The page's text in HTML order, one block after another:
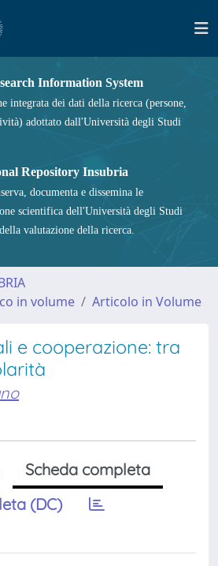
Information System
integrata dei dati della ricerca (persone,
adottato dall'Università degli Studi
Repository Insubria
documenta e dissemina le
scientifica dell'Università degli Studi
valutazione della ricerca.
in volume
Articolo in Volume
e cooperazione: tra
Scheda completa
(DC)